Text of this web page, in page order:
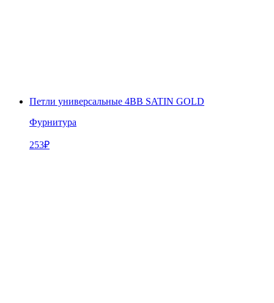
Петли универсальные 4BB SATIN GOLD
Фурнитура
253₽